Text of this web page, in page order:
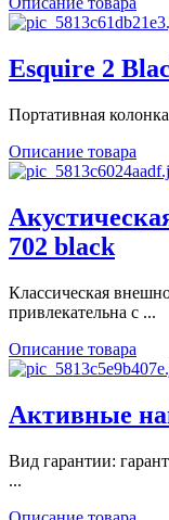
Esquire 2
Портативная
Описание товара
702 black
Классическая
привлекательна с ...
Описание товара
Активные
Вид гарантии:
...